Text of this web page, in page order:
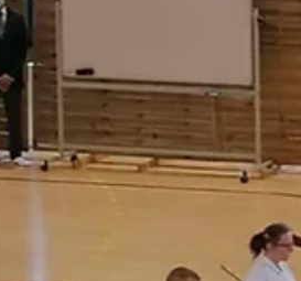
EKF Publier 2023